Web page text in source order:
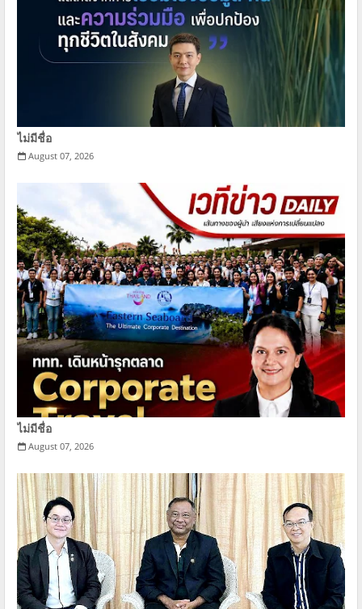
ไม่มีชื่อ
August 07, 2026
ไม่มีชื่อ
August 07, 2026